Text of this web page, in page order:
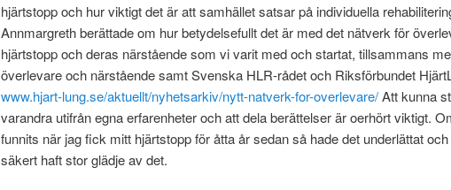
hjärtstopp och hur viktigt det är att samhället satsar på individuella
Annmargreth berättade om hur betydelsefullt det är med det nätverk för
hjärtstopp och deras närstående som vi varit med och startat, tillsammans
överlevare och närstående samt Svenska HLR-rådet och Riksförbundet
www.hjart-lung.se/aktuellt/nyhetsarkiv/nytt-natverk-for-overlevare/Att kunna
varandra utifrån egna erfarenheter och att dela berättelser är oerhört viktigt.
funnits när jag fick mitt hjärtstopp för åtta år sedan så hade det underlättat
säkert haft stor glädje av det.